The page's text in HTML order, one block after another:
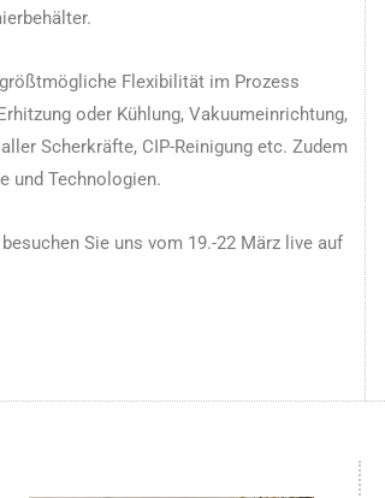
Flexibilität im Prozess
oder Kühlung, Vakuumeinrichtung,
Scherkräfte, CIP-Reinigung etc. Zudem
und Technologien.
Sie uns vom 19.-22 März live auf